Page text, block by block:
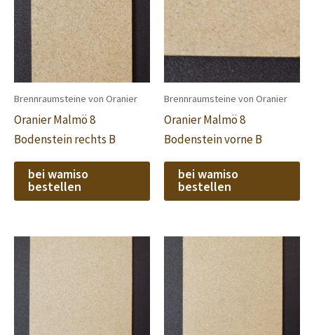
Brennraumsteine von Oranier
Oranier Malmö 8
Bodenstein rechts B
bei wamiso
bestellen
Brennraumsteine von Oranier
Oranier Malmö 8
Bodenstein vorne B
bei wamiso
bestellen